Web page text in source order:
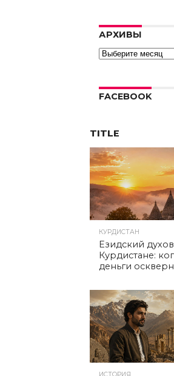
АРХИВЫ
Архивы
FACEBOOK
TITLE
КУРДИСТАН
Езидский
Курдистане:
деньги